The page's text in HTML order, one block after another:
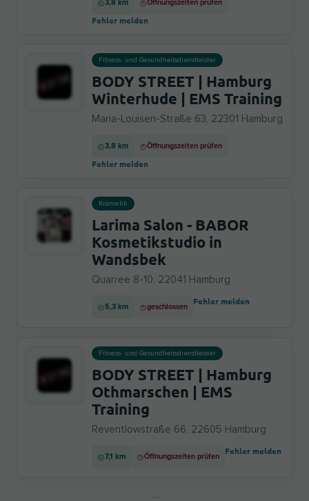
3,8 km Öffnungszeiten prüfen
Fehler melden
Fitness- und Gesundheitsdienstleister
BODY STREET | Hamburg
Winterhude | EMS Training
Maria-Louisen-Straße 63, 22301 Hamburg
3,8 km Öffnungszeiten prüfen
Fehler melden
Kosmetik
Larima Salon - BABOR
Kosmetikstudio in
Wandsbek
Quarree 8-10, 22041 Hamburg
5,3 km geschlossen
Fehler melden
Fitness- und Gesundheitsdienstleister
BODY STREET | Hamburg
Othmarschen | EMS
Training
Reventlowstraße 66, 22605 Hamburg
7,1 km Öffnungszeiten prüfen
Fehler melden
…